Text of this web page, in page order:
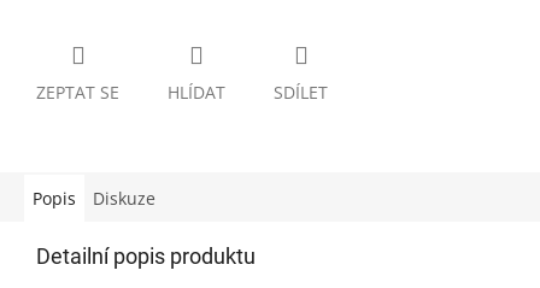
ZEPTAT SE HLÍDAT SDÍLET
Popis Diskuze
Detailní popis produktu